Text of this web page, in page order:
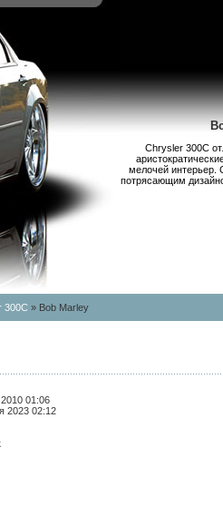
Chrysler 300С
мелочей интерьер.
потрясающим
300C » Bob Marley
01:06
2023 02:12